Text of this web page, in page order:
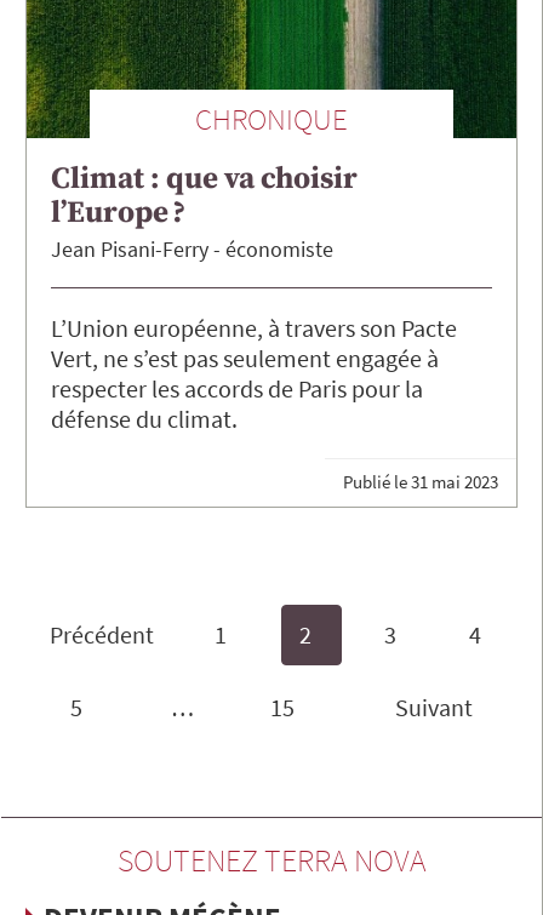
CHRONIQUE
Climat : que va choisir
l’Europe ?
Jean Pisani-Ferry économiste
L’Union européenne, à travers son Pacte
Vert, ne s’est pas seulement engagée à
respecter les accords de Paris pour la
défense du climat.
Publié le31 mai 2023
Précédent 1 2 3 4
5 … 15 Suivant
SOUTENEZ TERRA NOVA